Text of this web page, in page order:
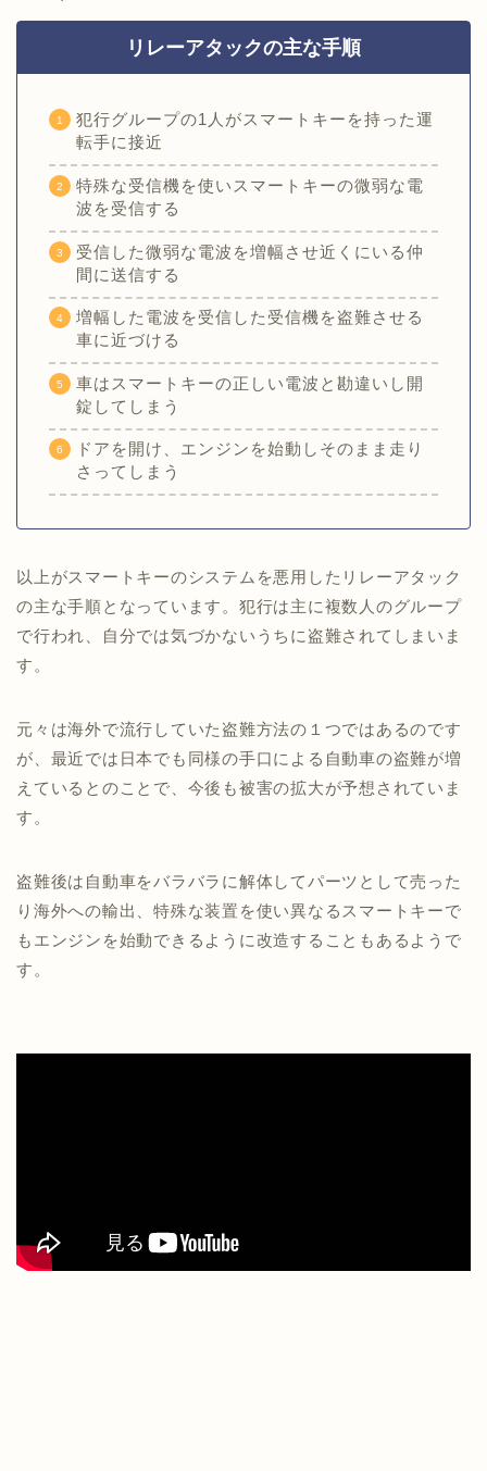
リレーアタックの主な手順
犯行グループの1人がスマートキーを持った運
転手に接近
特殊な受信機を使いスマートキーの微弱な電
波を受信する
受信した微弱な電波を増幅させ近くにいる仲
間に送信する
増幅した電波を受信した受信機を盗難させる
車に近づける
車はスマートキーの正しい電波と勘違いし開
錠してしまう
ドアを開け、エンジンを始動しそのまま走り
さってしまう
以上がスマートキーのシステムを悪用したリレーアタック
の主な手順となっています。犯行は主に複数人のグループ
で行われ、自分では気づかないうちに盗難されてしまいま
す。
元々は海外で流行していた盗難方法の１つではあるのです
が、最近では日本でも同様の手口による自動車の盗難が増
えているとのことで、今後も被害の拡大が予想されていま
す。
盗難後は自動車をバラバラに解体してパーツとして売った
り海外への輸出、特殊な装置を使い異なるスマートキーで
もエンジンを始動できるように改造することもあるようで
す。